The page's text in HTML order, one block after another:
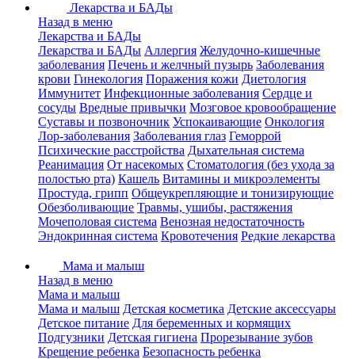
Лекарства и БАДы
Назад в меню
Лекарства и БАДы
Лекарства и БАДы Аллергия Желудочно-кишечные
заболевания Печень и желчный пузырь Заболевания
крови Гинекология Поражения кожи Диетология
Иммунитет Инфекционные заболевания Сердце и
сосуды Вредные привычки Мозговое кровообращение
Суставы и позвоночник Успокаивающие Онкология
Лор-заболевания Заболевания глаз Геморрой
Психические расстройства Дыхательная система
Реанимация От насекомых Стоматология (без ухода за
полостью рта) Кашель Витамины и микроэлементы
Простуда, грипп Общеукрепляющие и тонизирующие
Обезболивающие Травмы, ушибы, растяжения
Мочеполовая система Венозная недостаточность
Эндокринная система Кровотечения Редкие лекарства
Мама и малыш
Назад в меню
Мама и малыш
Мама и малыш Детская косметика Детские аксессуары
Детское питание Для беременных и кормящих
Подгузники Детская гигиена Прорезывание зубов
Крещение ребенка Безопасность ребенка